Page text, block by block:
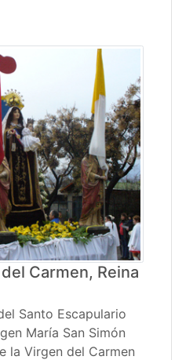
Carmen, Reina
Santo Escapulario
María San Simón
la Virgen del Carmen